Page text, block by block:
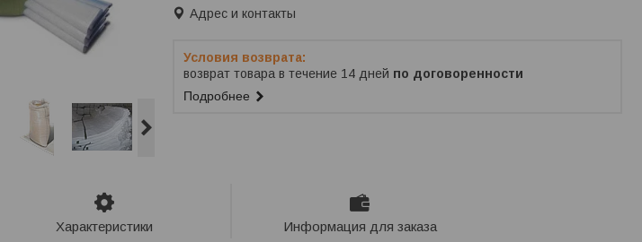
Адрес и контакты
возврат товара в течение 14 дней по договоренности
Подробнее
Характеристики Информация для заказа